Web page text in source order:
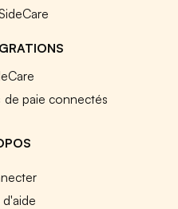
de paie connectés